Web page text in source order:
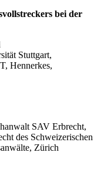
bei der
Stuttgart,
Hennerkes,
SAV Erbrecht,
des Schweizerischen
Zürich